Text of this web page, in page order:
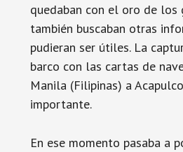
quedaban con el oro de los
también buscaban otras
pudieran ser útiles. La
barco con las cartas de
Manila (Filipinas) a
importante.
En ese momento pasaba a